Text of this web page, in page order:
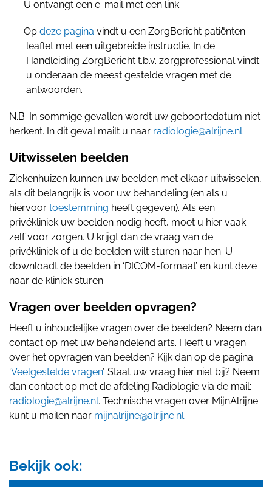
U ontvangt een e-mail met een link.
Op deze pagina vindt u een ZorgBericht patiënten
leaflet met een uitgebreide instructie. In de
Handleiding ZorgBericht t.b.v. zorgprofessional vindt
u onderaan de meest gestelde vragen met de
antwoorden.
N.B. In sommige gevallen wordt uw geboortedatum niet
herkent. In dit geval mailt u naar radiologie@alrijne.nl.
Uitwisselen beelden
Ziekenhuizen kunnen uw beelden met elkaar uitwisselen,
als dit belangrijk is voor uw behandeling (en als u
hiervoor toestemming heeft gegeven). Als een
privékliniek uw beelden nodig heeft, moet u hier vaak
zelf voor zorgen. U krijgt dan de vraag van de
privékliniek of u de beelden wilt sturen naar hen. U
downloadt de beelden in ‘DICOM-formaat’ en kunt deze
naar de kliniek sturen.
Vragen over beelden opvragen?
Heeft u inhoudelijke vragen over de beelden? Neem dan
contact op met uw behandelend arts. Heeft u vragen
over het opvragen van beelden? Kijk dan op de pagina
‘Veelgestelde vragen’. Staat uw vraag hier niet bij? Neem
dan contact op met de afdeling Radiologie via de mail:
radiologie@alrijne.nl. Technische vragen over MijnAlrijne
kunt u mailen naar mijnalrijne@alrijne.nl.
Bekijk ook: